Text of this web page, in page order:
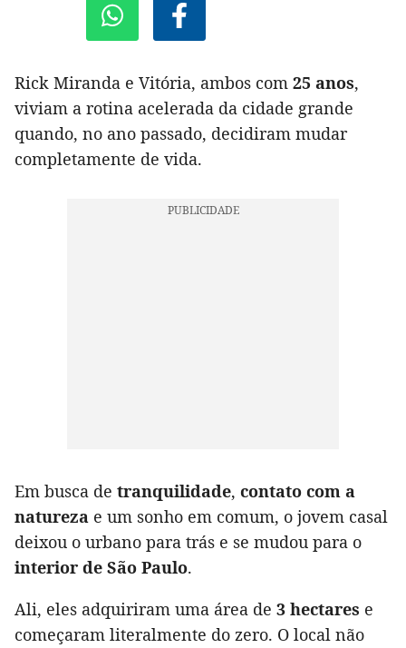
Rick Miranda e Vitória, ambos com 25 anos,
viviam a rotina acelerada da cidade grande
quando, no ano passado, decidiram mudar
completamente de vida.
Em busca de tranquilidade, contato com a
natureza e um sonho em comum, o jovem casal
deixou o urbano para trás e se mudou para o
interior de São Paulo.
Ali, eles adquiriram uma área de 3 hectares e
começaram literalmente do zero. O local não